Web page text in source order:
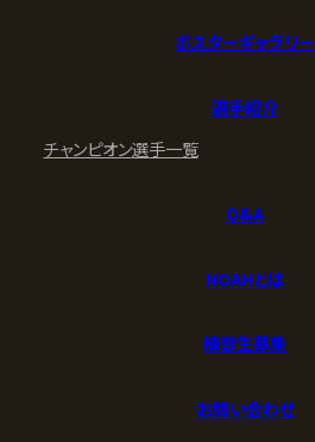
ポスターギャラリー
選手紹介
チャンピオン選手一覧
Q&A
NOAHとは
練習生募集
お問い合わせ